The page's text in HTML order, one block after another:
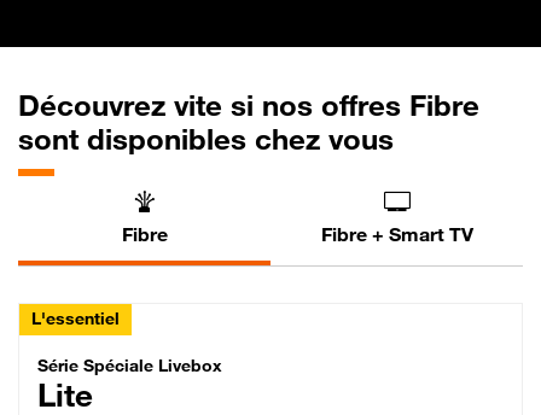
Découvrez vite si nos offres Fibre
sont disponibles chez vous
Fibre Fibre + Smart TV
L'essentiel
Série Spéciale Livebox Lite Fibre
Série Spéciale Livebox
Lite